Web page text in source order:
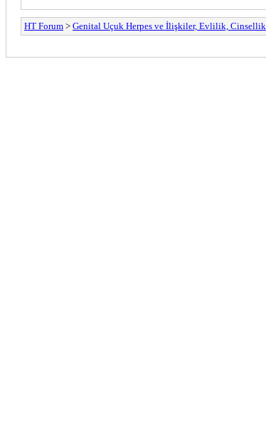
HT Forum > Genital Uçuk Herpes ve İlişkiler, Evlilik, Cinsellik